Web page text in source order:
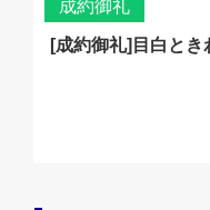
成約御礼
[成約御礼]目白とき